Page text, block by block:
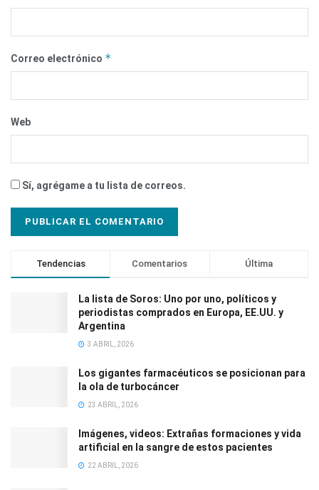
Correo electrónico *
Web
Sí, agrégame a tu lista de correos.
Tendencias Comentarios Última
La lista de Soros: Uno por uno, políticos y
periodistas comprados en Europa, EE.UU. y
Argentina
3 ABRIL, 2026
Los gigantes farmacéuticos se posicionan para
la ola de turbocáncer
23 ABRIL, 2026
Imágenes, videos: Extrañas formaciones y vida
artificial en la sangre de estos pacientes
22 ABRIL, 2026